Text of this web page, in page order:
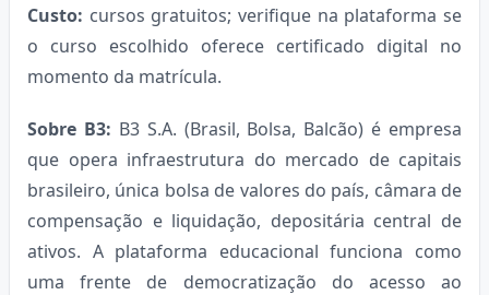
Custo: cursos gratuitos; verifique na plataforma se
o curso escolhido oferece certificado digital no
momento da matrícula.
Sobre B3: B3 S.A. (Brasil, Bolsa, Balcão) é empresa
que opera infraestrutura do mercado de capitais
brasileiro, única bolsa de valores do país, câmara de
compensação e liquidação, depositária central de
ativos. A plataforma educacional funciona como
uma frente de democratização do acesso ao